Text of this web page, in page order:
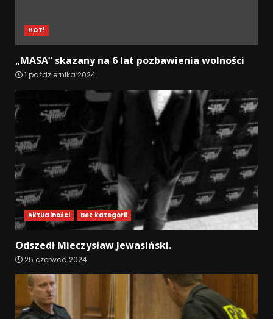
HOT!
„MASA” skazany na 6 lat pozbawienia wolności
1 października 2024
Aktualności Bez kategorii
Odszedł Mieczysław Jewasiński.
25 czerwca 2024